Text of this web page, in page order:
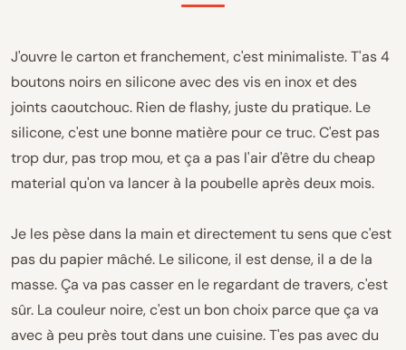
J'ouvre le carton et franchement, c'est minimaliste. T'as 4
boutons noirs en silicone avec des vis en inox et des
joints caoutchouc. Rien de flashy, juste du pratique. Le
silicone, c'est une bonne matière pour ce truc. C'est pas
trop dur, pas trop mou, et ça a pas l'air d'être du cheap
material qu'on va lancer à la poubelle après deux mois.
Je les pèse dans la main et directement tu sens que c'est
pas du papier mâché. Le silicone, il est dense, il a de la
masse. Ça va pas casser en le regardant de travers, c'est
sûr. La couleur noire, c'est un bon choix parce que ça va
avec à peu près tout dans une cuisine. T'es pas avec du